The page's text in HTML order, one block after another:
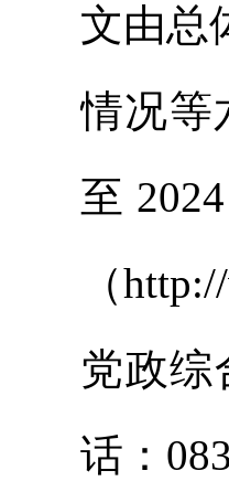
文由总
情况等
至
（
党政综
话：